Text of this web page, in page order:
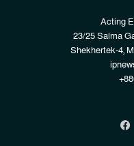
Acting
23/25 Salma
Shekhertek-4,